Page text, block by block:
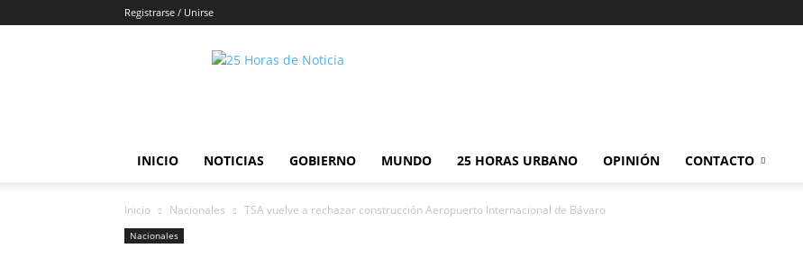
Registrarse / Unirse
25horasdenoticias
INICIO NOTICIAS GOBIERNO MUNDO 25 HORAS URBANO OPINIÓN CONTACTO
Inicio Nacionales TSA vuelve a rechazar construcción Aeropuerto Internacional de Bávaro
Nacionales